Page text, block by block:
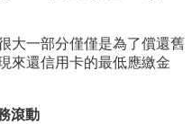
大一部分僅僅是為了償還舊
來還信用卡的最低應繳金
滾動